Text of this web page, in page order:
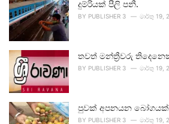
දුම්රියක් පීලි පනී.
BY PUBLISHER 3 මාර්තු 19,
තවත් මන්ත්‍රීවරු
BY PUBLISHER 3 මාර්තු 19,
පුවක් අපනයන බෝගයක්
BY PUBLISHER 3 මාර්තු 19,